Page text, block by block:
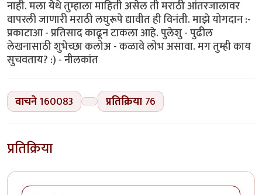
नाही. मला येथे तुम्हाला माहिती असेल ती मराठी आंतरजालावर
वापरली जाणारी मराठी लघुरूपे द्यावीत ही विनंती. माझे योगदान :-
प्रकाटाआ - प्रतिसाद काढून टाकला आहे. पुलेशु - पुढील
लेखनासाठी शुभेच्छा कलोअ - कळावे लोभ असावा. मग तुम्ही काय
सुचवताय? :) - नीलकांत
वाचने160083 प्रतिक्रिया 76
प्रतिक्रिया